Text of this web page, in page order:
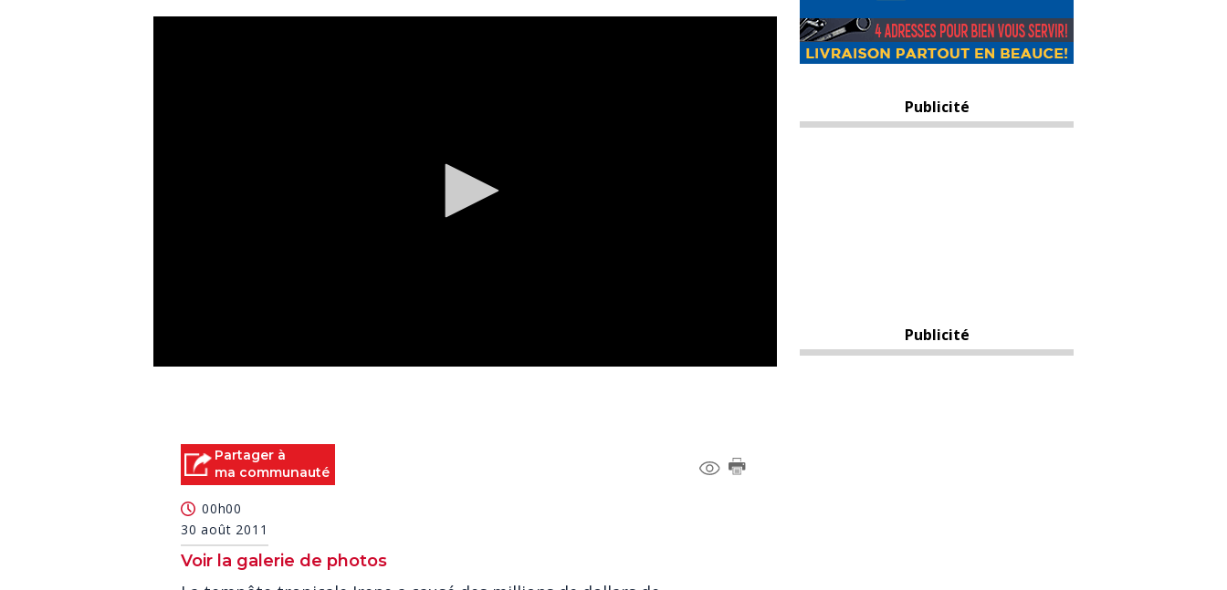
90%
Partager à
ma communauté
00h00
30 août 2011
Voir la galerie de photos
Publicité
Publicité